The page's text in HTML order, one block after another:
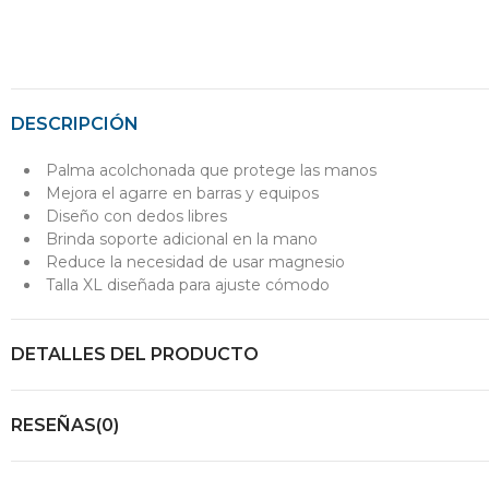
DESCRIPCIÓN
Palma acolchonada que protege las manos
Mejora el agarre en barras y equipos
Diseño con dedos libres
Brinda soporte adicional en la mano
Reduce la necesidad de usar magnesio
Talla XL diseñada para ajuste cómodo
DETALLES DEL PRODUCTO
RESEÑAS(0)